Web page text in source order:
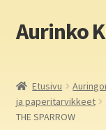
Siirry
navigointiin
Siirry
sisältöön
Aurinko
Yritys
Etusivu
ja paperitarvikkeet
THE SPARROW